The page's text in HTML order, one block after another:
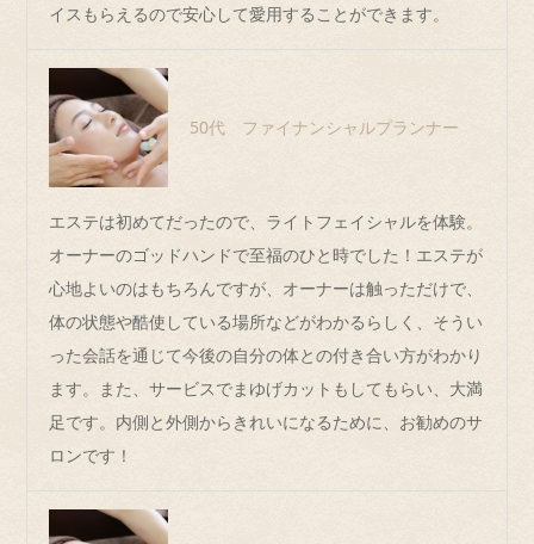
イスもらえるので安心して愛用することができます。
50代 ファイナンシャルプランナー
エステは初めてだったので、ライトフェイシャルを体験。
オーナーのゴッドハンドで至福のひと時でした！エステが
心地よいのはもちろんですが、オーナーは触っただけで、
体の状態や酷使している場所などがわかるらしく、そうい
った会話を通じて今後の自分の体との付き合い方がわかり
ます。また、サービスでまゆげカットもしてもらい、大満
足です。内側と外側からきれいになるために、お勧めのサ
ロンです！